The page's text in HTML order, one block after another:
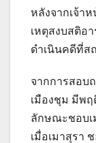
หลังจากเจ้า
เหตุสงบสติอ
ดำเนินคดีที่ส
จากการสอบ
เมืองชุม มีพฤ
ลักษณะชอบเ
เมื่อเมาสุรา